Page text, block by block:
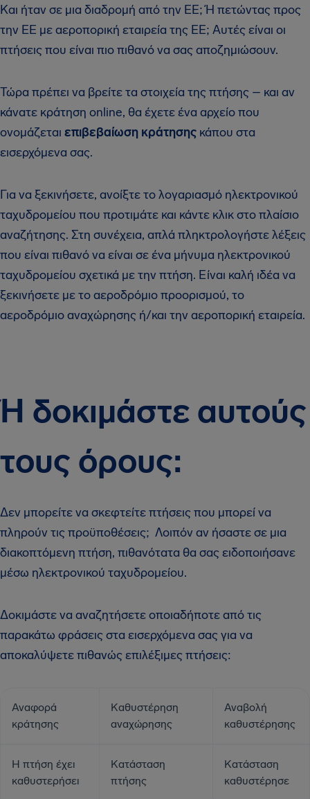
Και ήταν σε μια διαδρομή από την ΕΕ; Ή πετώντας προς
την ΕΕ με αεροπορική εταιρεία της ΕΕ; Αυτές είναι οι
πτήσεις που είναι πιο πιθανό να σας αποζημιώσουν.
Τώρα πρέπει να βρείτε τα στοιχεία της πτήσης – και αν
κάνατε κράτηση online, θα έχετε ένα αρχείο που
ονομάζεται επιβεβαίωση κράτησης κάπου στα
εισερχόμενα σας.
Για να ξεκινήσετε, ανοίξτε το λογαριασμό ηλεκτρονικού
ταχυδρομείου που προτιμάτε και κάντε κλικ στο πλαίσιο
αναζήτησης. Στη συνέχεια, απλά πληκτρολογήστε λέξεις
που είναι πιθανό να είναι σε ένα μήνυμα ηλεκτρονικού
ταχυδρομείου σχετικά με την πτήση. Είναι καλή ιδέα να
ξεκινήσετε με το αεροδρόμιο προορισμού, το
αεροδρόμιο αναχώρησης ή/και την αεροπορική εταιρεία.
Ή δοκιμάστε αυτούς
τους όρους:
Δεν μπορείτε να σκεφτείτε πτήσεις που μπορεί να
πληρούν τις προϋποθέσεις; Λοιπόν αν ήσαστε σε μια
διακοπτόμενη πτήση, πιθανότατα θα σας ειδοποιήσανε
μέσω ηλεκτρονικού ταχυδρομείου.
Δοκιμάστε να αναζητήσετε οποιαδήποτε από τις
παρακάτω φράσεις στα εισερχόμενα σας για να
αποκαλύψετε πιθανώς επιλέξιμες πτήσεις:
Αναφορά
κράτησης
Καθυστέρηση
αναχώρησης
Αναβολή
καθυστέρησης
Η πτήση έχει
καθυστερήσει
Κατάσταση
πτήσης
Kατάσταση
καθυστέρησε